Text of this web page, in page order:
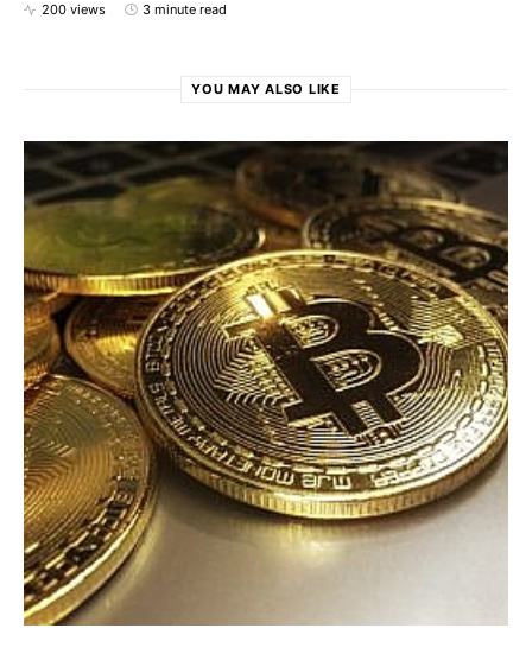
200 views 3 minute read
YOU MAY ALSO LIKE